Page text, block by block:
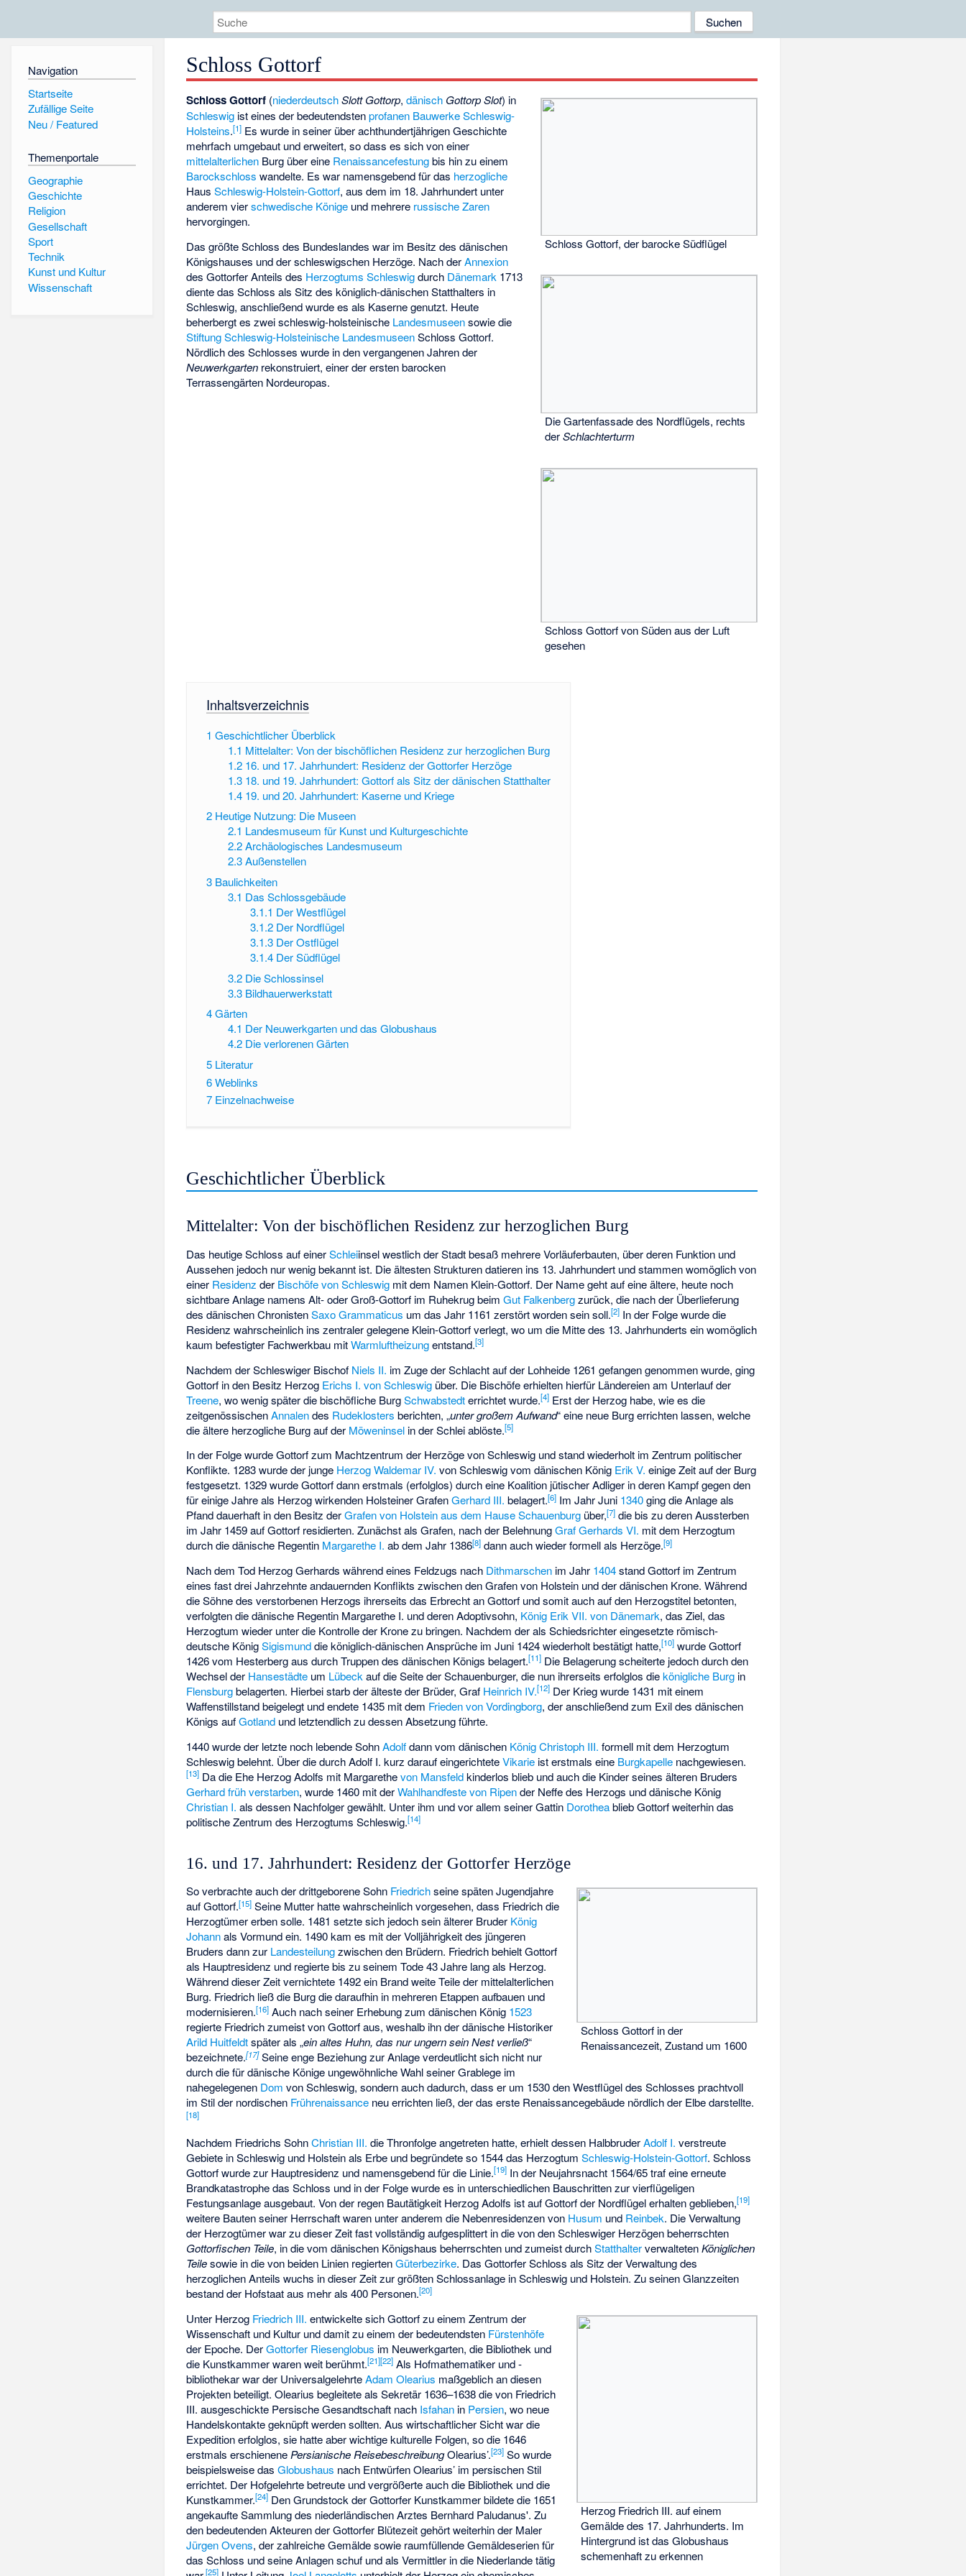
Navigation
Startseite
Zufällige Seite
Neu / Featured
Themenportale
Geographie
Geschichte
Religion
Gesellschaft
Sport
Technik
Kunst und Kultur
Wissenschaft
Schloss Gottorf
Schloss Gottorf, der barocke Südflügel
Die Gartenfassade des Nordflügels, rechts
derSchlachterturm
Schloss Gottorf von Süden aus der Luft
gesehen
Schloss Gottorf (niederdeutsch Slott Gottorp,dänisch Gottorp Slot) in
Schleswig ist eines der bedeutendstenprofanen Bauwerke Schleswig-
Holsteins.[1] Es wurde in seiner über achthundertjährigen Geschichte
mehrfach umgebaut und erweitert, so dass es sich von einer
mittelalterlichen Burg über eine Renaissancefestungbis hin zu einem
Barockschloss wandelte. Es war namensgebend für das herzogliche
HausSchleswig-Holstein-Gottorf, aus dem im 18. Jahrhundert unter
anderem vierschwedische Könige und mehrere russische Zaren
hervorgingen.
Das größte Schloss des Bundeslandes war im Besitz des dänischen
Königshauses und der schleswigschen Herzöge. Nach derAnnexion
des Gottorfer Anteils des Herzogtums Schleswigdurch Dänemark 1713
diente das Schloss als Sitz des königlich-dänischen Statthalters in
Schleswig, anschließend wurde es als Kaserne genutzt. Heute
beherbergt es zwei schleswig-holsteinische Landesmuseensowie die
Stiftung Schleswig-Holsteinische LandesmuseenSchloss Gottorf.
Nördlich des Schlosses wurde in den vergangenen Jahren der
Neuwerkgarten rekonstruiert, einer der ersten barocken
Terrassengärten Nordeuropas.
Inhaltsverzeichnis
1 Geschichtlicher Überblick
1.1 Mittelalter: Von der bischöflichen Residenz zur herzoglichen Burg
1.2 16. und 17. Jahrhundert: Residenz der Gottorfer Herzöge
1.3 18. und 19. Jahrhundert: Gottorf als Sitz der dänischen Statthalter
1.4 19. und 20. Jahrhundert: Kaserne und Kriege
2 Heutige Nutzung: Die Museen
2.1 Landesmuseum für Kunst und Kulturgeschichte
2.2 Archäologisches Landesmuseum
2.3 Außenstellen
3 Baulichkeiten
3.1 Das Schlossgebäude
3.1.1 Der Westflügel
3.1.2 Der Nordflügel
3.1.3 Der Ostflügel
3.1.4 Der Südflügel
3.2 Die Schlossinsel
3.3 Bildhauerwerkstatt
4Gärten
4.1 Der Neuwerkgarten und das Globushaus
4.2 Die verlorenen Gärten
5 Literatur
6Weblinks
7 Einzelnachweise
Geschichtlicher Überblick
Mittelalter: Von der bischöflichen Residenz zur herzoglichen Burg
Das heutige Schloss auf einerSchleiinsel westlich der Stadt besaß mehrere Vorläuferbauten, über deren Funktion und
Aussehen jedoch nur wenig bekannt ist. Die ältesten Strukturen datieren ins 13. Jahrhundert und stammen womöglich von
einer Residenz der Bischöfe von Schleswig mit dem Namen Klein-Gottorf. Der Name geht auf eine ältere, heute noch
sichtbare Anlage namens Alt- oder Groß-Gottorf im Ruhekrug beimGut Falkenbergzurück, die nach der Überlieferung
des dänischen ChronistenSaxo Grammaticus um das Jahr 1161 zerstört worden sein soll.[2] In der Folge wurde die
Residenz wahrscheinlich ins zentraler gelegene Klein-Gottorf verlegt, wo um die Mitte des 13. Jahrhunderts ein womöglich
kaum befestigter Fachwerkbau mitWarmluftheizungentstand.[3]
Nachdem der Schleswiger Bischof Niels II. im Zuge der Schlacht auf der Lohheide 1261 gefangen genommen wurde, ging
Gottorf in den Besitz Herzog Erichs I. von Schleswig über. Die Bischöfe erhielten hierfür Ländereien am Unterlauf der
Treene, wo wenig später die bischöfliche BurgSchwabstedterrichtet wurde.[4] Erst der Herzog habe, wie es die
zeitgenössischenAnnalendes Rudeklosters berichten, „unter großem Aufwand“ eine neue Burg errichten lassen, welche
die ältere herzogliche Burg auf der Möweninsel in der Schlei ablöste.[5]
In der Folge wurde Gottorf zum Machtzentrum der Herzöge von Schleswig und stand wiederholt im Zentrum politischer
Konflikte. 1283 wurde der junge Herzog Waldemar IV. von Schleswig vom dänischen König Erik V. einige Zeit auf der Burg
festgesetzt. 1329 wurde Gottorf dann erstmals (erfolglos) durch eine Koalition jütischer Adliger in deren Kampf gegen den
für einige Jahre als Herzog wirkenden Holsteiner GrafenGerhard III. belagert.[6] Im Jahr Juni 1340ging die Anlage als
Pfand dauerhaft in den Besitz derGrafen von Holstein aus dem Hause Schauenburg über,[7] die bis zu deren Aussterben
im Jahr 1459 auf Gottorf residierten. Zunächst als Grafen, nach der BelehnungGraf Gerhards VI. mit dem Herzogtum
durch die dänische Regentin Margarethe I. ab dem Jahr 1386[8] dann auch wieder formell als Herzöge.[9]
Nach dem Tod Herzog Gerhards während eines Feldzugs nach Dithmarschen im Jahr 1404stand Gottorf im Zentrum
eines fast drei Jahrzehnte andauernden Konflikts zwischen den Grafen von Holstein und der dänischen Krone. Während
die Söhne des verstorbenen Herzogs ihrerseits das Erbrecht an Gottorf und somit auch auf den Herzogstitel betonten,
verfolgten die dänische Regentin Margarethe I. und deren Adoptivsohn, König Erik VII. von Dänemark, das Ziel, das
Herzogtum wieder unter die Kontrolle der Krone zu bringen. Nachdem der als Schiedsrichter eingesetzte römisch-
deutsche KönigSigismunddie königlich-dänischen Ansprüche im Juni 1424 wiederholt bestätigt hatte,[10] wurde Gottorf
1426 vom Hesterbergaus durch Truppen des dänischen Königs belagert.[11] Die Belagerung scheiterte jedoch durch den
Wechsel der Hansestädte um Lübeck auf die Seite der Schauenburger, die nun ihrerseits erfolglos diekönigliche Burg in
Flensburgbelagerten. Hierbei starb der älteste der Brüder, Graf Heinrich IV.[12] Der Krieg wurde 1431 mit einem
Waffenstillstand beigelegt und endete 1435 mit dem Frieden von Vordingborg, der anschließend zum Exil des dänischen
Königs aufGotland und letztendlich zu dessen Absetzung führte.
1440 wurde der letzte noch lebende SohnAdolfdann vom dänischen König Christoph III. formell mit dem Herzogtum
Schleswig belehnt. Über die durch Adolf I. kurz darauf eingerichteteVikarie ist erstmals eine Burgkapelle nachgewiesen.
[13] Da die Ehe Herzog Adolfs mit Margarethevon Mansfeldkinderlos blieb und auch die Kinder seines älteren Bruders
Gerhard früh verstarben, wurde 1460 mit derWahlhandfeste von Ripender Neffe des Herzogs und dänische König
Christian I. als dessen Nachfolger gewählt. Unter ihm und vor allem seiner Gattin Dorotheablieb Gottorf weiterhin das
politische Zentrum des Herzogtums Schleswig.[14]
16. und 17. Jahrhundert: Residenz der Gottorfer Herzöge
Schloss Gottorf in der
Renaissancezeit, Zustand um 1600
So verbrachte auch der drittgeborene Sohn Friedrichseine späten Jugendjahre
auf Gottorf.[15] Seine Mutter hatte wahrscheinlich vorgesehen, dass Friedrich die
Herzogtümer erben solle. 1481 setzte sich jedoch sein älterer Bruder König
Johannals Vormund ein. 1490 kam es mit der Volljährigkeit des jüngeren
Bruders dann zur Landesteilungzwischen den Brüdern. Friedrich behielt Gottorf
als Hauptresidenz und regierte bis zu seinem Tode 43 Jahre lang als Herzog.
Während dieser Zeit vernichtete 1492 ein Brand weite Teile der mittelalterlichen
Burg. Friedrich ließ die Burg die daraufhin in mehreren Etappen aufbauen und
modernisieren.[16] Auch nach seiner Erhebung zum dänischen König 1523
regierte Friedrich zumeist von Gottorf aus, weshalb ihn der dänische Historiker
Arild Huitfeldtspäter als „ein altes Huhn, das nur ungern sein Nest verließ“
bezeichnete.[17]Seine enge Beziehung zur Anlage verdeutlicht sich nicht nur
durch die für dänische Könige ungewöhnliche Wahl seiner Grablege im
nahegelegenen Dom von Schleswig, sondern auch dadurch, dass er um 1530 den Westflügel des Schlosses prachtvoll
im Stil der nordischen Frührenaissance neu errichten ließ, der das erste Renaissancegebäude nördlich der Elbe darstellte.
[18]
Nachdem Friedrichs SohnChristian III. die Thronfolge angetreten hatte, erhielt dessen HalbbruderAdolf I. verstreute
Gebiete in Schleswig und Holstein als Erbe und begründete so 1544 das HerzogtumSchleswig-Holstein-Gottorf. Schloss
Gottorf wurde zur Hauptresidenz und namensgebend für die Linie.[19] In der Neujahrsnacht 1564/65 traf eine erneute
Brandkatastrophe das Schloss und in der Folge wurde es in unterschiedlichen Bauschritten zur vierflügeligen
Festungsanlage ausgebaut. Von der regen Bautätigkeit Herzog Adolfs ist auf Gottorf der Nordflügel erhalten geblieben,[19]
weitere Bauten seiner Herrschaft waren unter anderem die Nebenresidenzen von Husum und Reinbek. Die Verwaltung
der Herzogtümer war zu dieser Zeit fast vollständig aufgesplittert in die von den Schleswiger Herzögen beherrschten
Gottorfischen Teile, in die vom dänischen Königshaus beherrschten und zumeist durchStatthalterverwaltetenKöniglichen
Teilesowie in die von beiden Linien regiertenGüterbezirke. Das Gottorfer Schloss als Sitz der Verwaltung des
herzoglichen Anteils wuchs in dieser Zeit zur größten Schlossanlage in Schleswig und Holstein. Zu seinen Glanzzeiten
bestand der Hofstaat aus mehr als 400 Personen.[20]
Herzog Friedrich III. auf einem
Gemälde des 17. Jahrhunderts. Im
Hintergrund ist das Globushaus
schemenhaft zu erkennen
Unter Herzog Friedrich III. entwickelte sich Gottorf zu einem Zentrum der
Wissenschaft und Kultur und damit zu einem der bedeutendsten Fürstenhöfe
der Epoche. DerGottorfer Riesenglobus im Neuwerkgarten, die Bibliothek und
die Kunstkammer waren weit berühmt.[21][22] Als Hofmathematiker und -
bibliothekar war der UniversalgelehrteAdam Olearius maßgeblich an diesen
Projekten beteiligt. Olearius begleitete als Sekretär 1636–1638 die von Friedrich
III. ausgeschickte Persische Gesandtschaft nach Isfahan in Persien, wo neue
Handelskontakte geknüpft werden sollten. Aus wirtschaftlicher Sicht war die
Expedition erfolglos, sie hatte aber wichtige kulturelle Folgen, so die 1646
erstmals erschienene Persianische ReisebeschreibungOlearius’.[23] So wurde
beispielsweise dasGlobushaus nach Entwürfen Olearius’ im persischen Stil
errichtet. Der Hofgelehrte betreute und vergrößerte auch die Bibliothek und die
Kunstkammer.[24] Den Grundstock der Gottorfer Kunstkammer bildete die 1651
angekaufte Sammlung des niederländischen Arztes Bernhard Paludanus'. Zu
den bedeutenden Akteuren der Gottorfer Blütezeit gehört weiterhin der Maler
Jürgen Ovens, der zahlreiche Gemälde sowie raumfüllende Gemäldeserien für
das Schloss und seine Anlagen schuf und als Vermittler in die Niederlande tätig
[25]